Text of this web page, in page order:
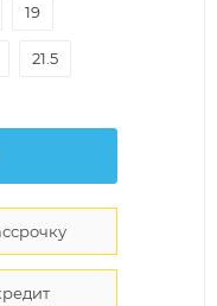
19
21.5